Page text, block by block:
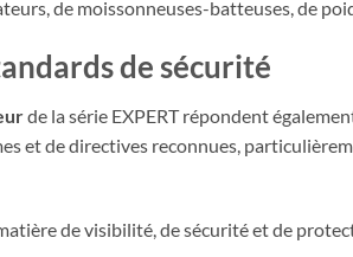
de moissonneuses-batteuses, de
de sécurité
de la série EXPERT répondent
et de directives reconnues,
de visibilité, de sécurité et de